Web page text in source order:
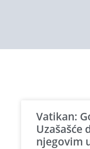
Vatikan:
Uzašašće
njegovim